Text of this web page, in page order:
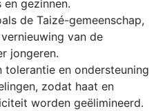
gezinnen.
de Taizé-gemeenschap,
van de
jongeren.
tolerantie en ondersteuning
zodat haat en
worden geëlimineerd.